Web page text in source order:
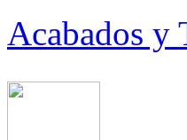
Acabados y